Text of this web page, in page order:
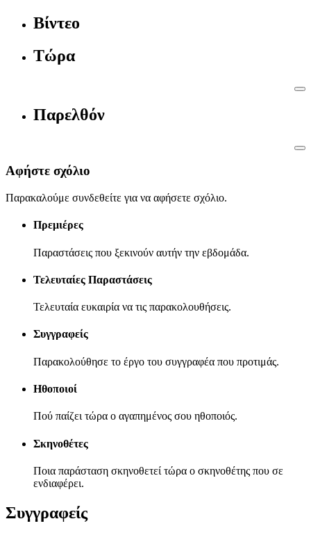
Βίντεο
Τώρα
Παρελθόν
Αφήστε σχόλιο
Παρακαλούμε συνδεθείτε για να αφήσετε σχόλιο.
Πρεμιέρες
Παραστάσεις που ξεκινούν αυτήν την εβδομάδα.
Τελευταίες Παραστάσεις
Τελευταία ευκαιρία να τις παρακολουθήσεις.
Συγγραφείς
Παρακολούθησε το έργο του συγγραφέα που προτιμάς.
Ηθοποιοί
Πού παίζει τώρα ο αγαπημένος σου ηθοποιός.
Σκηνοθέτες
Ποια παράσταση σκηνοθετεί τώρα ο σκηνοθέτης που σε
ενδιαφέρει.
Συγγραφείς